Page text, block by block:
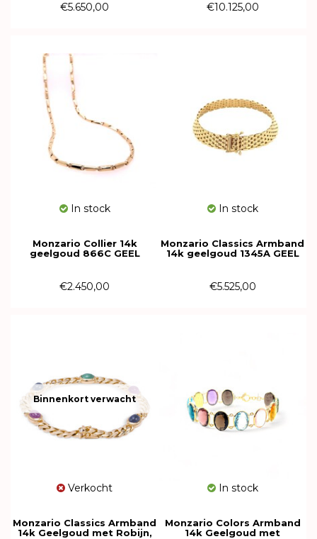
€5.650,00 €10.125,00
In stock
Monzario Collier 14k
geelgoud 866C GEEL
€2.450,00
In stock
Monzario Classics Armband
14k geelgoud 1345A GEEL
€5.525,00
Binnenkort verwacht
Verkocht
Monzario Classics Armband
14k Geelgoud met Robijn,
In stock
Monzario Colors Armband
14k Geelgoud met